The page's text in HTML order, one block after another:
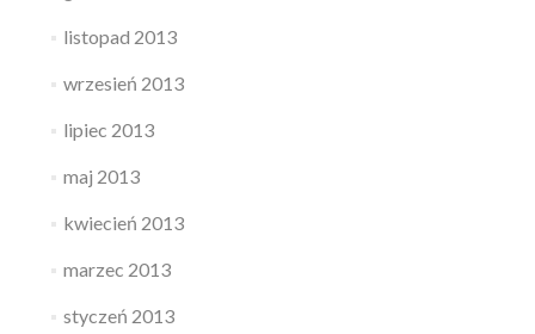
listopad 2013
wrzesień 2013
lipiec 2013
maj 2013
kwiecień 2013
marzec 2013
styczeń 2013